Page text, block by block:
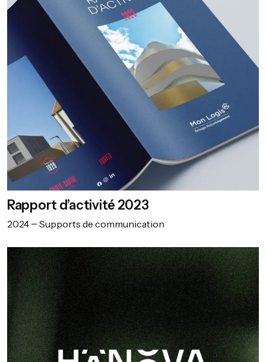
Rapport d’activité 2023
2024 Supports de communication